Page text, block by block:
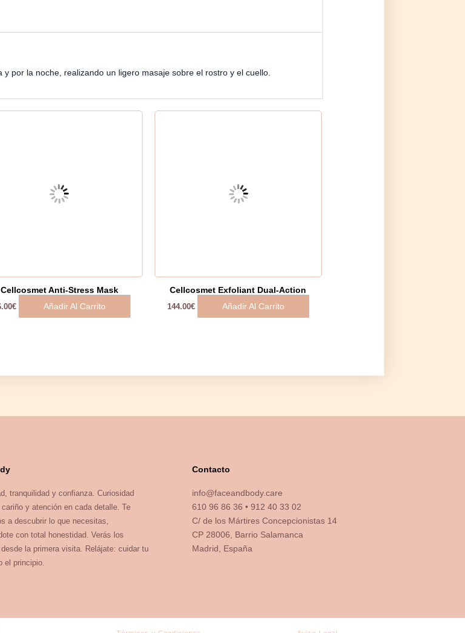
por la noche, realizando un ligero masaje sobre el rostro y el cuello.
Cellcosmet Anti-Stress Mask
€ Añadir Al Carrito
Cellcosmet Exfoliant Dual-Action
144.00€ Añadir Al Carrito
tranquilidad y confianza. Curiosidad
y atención en cada detalle. Te
a descubrir lo que necesitas,
con total honestidad. Verás los
la primera visita. Relájate: cuidar tu
el principio.
Contacto
info@faceandbody.care
610 96 86 36 • 912 40 33 02
C/ de los Mártires Concepcionistas 14
CP 28006, Barrio Salamanca
Madrid, España